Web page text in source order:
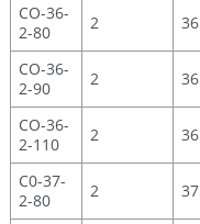
CO-36-
2-80
2 36
CO-36-
2-90
2 36
CO-36-
2-110
2 36
C0-37-
2-80
2 37